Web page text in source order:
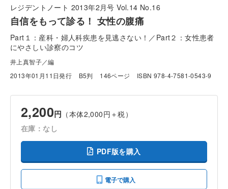
レジデントノート 2013年2月号 Vol.14 No.16
自信をもって診る！ 女性の腹痛
Part１：産科・婦人科疾患を見逃さない！／Part２：女性患者
にやさしい診察のコツ
井上真智子／編
2013年01月11日発行
B5判 146ページ ISBN 978-4-7581-0543-9
2,200円 （本体2,000円＋税）
在庫：なし
PDF版を購入
電子で購入